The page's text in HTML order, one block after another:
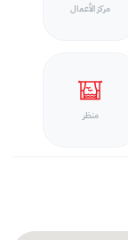
مركز الأعمال
منظر